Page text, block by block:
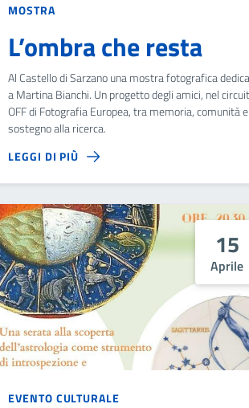
MOSTRA
L’ombra che resta
Al Castello di Sarzano una mostra fotografica
a Martina Bianchi. Un progetto degli amici, nel
OFF di Fotografia Europea, tra memoria, comunità e
sostegno alla ricerca.
LEGGI DI PIÙ
15
Aprile
EVENTO CULTURALE